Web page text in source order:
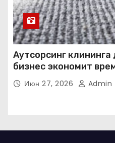
Аутсорсинг
бизнес экономит
Июн 27, 2026 Admin